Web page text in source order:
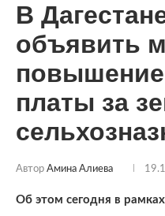
В
объявить
платы за
Автор Амина Алиева
Об этом сегодня в рамках